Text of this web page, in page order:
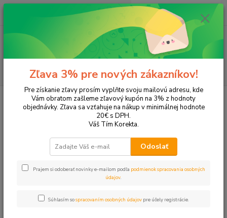
Hľadať
ks
za 0,00 EUR
Tonery a náplne do tlačiarní Hewlett Packard
HP OfficeJet
OfficeJet Pro 8630
OfficeJet Pro 8630
Upresniť parametre
Zľava 3% pre nových zákazníkov!
Pre získanie zľavy prosím vyplňte svoju mailovú adresu, kde
Vám obratom zašleme zľavový kupón na 3% z hodnoty
objednávky. Zľava sa vzťahuje na nákup v minimálnej hodnote
20€ s DPH.
Váš Tím Korekta.
Odoslať
Prajem si odoberať novinky e-mailom podľa podmienok spracovania osobných
údajov.
Súhlasím sospracovaním osobných údajov pre účely registrácie.